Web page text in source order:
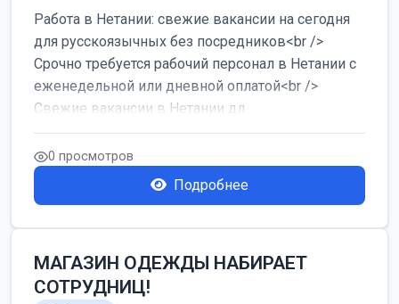
Работа в Нетании: свежие вакансии на сегодня
для русскоязычных без посредников<br />
Срочно требуется рабочий персонал в Нетании с
еженедельной или дневной оплатой<br />
Свежие вакансии в Нетании дл...
0 просмотров
Подробнее
МАГАЗИН ОДЕЖДЫ НАБИРАЕТ
СОТРУДНИЦ!